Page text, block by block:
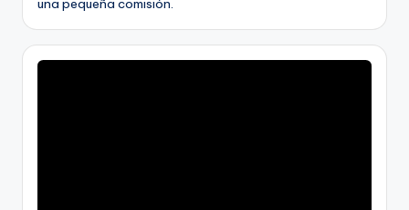
una pequeña comisión.